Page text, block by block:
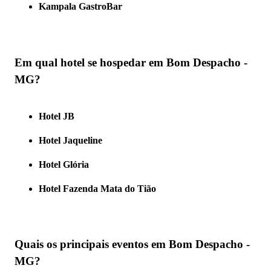
Kampala GastroBar
Em qual hotel se hospedar em Bom Despacho -
MG?
Hotel JB
Hotel Jaqueline
Hotel Glória
Hotel Fazenda Mata do Tião
Quais os principais eventos em Bom Despacho -
MG?